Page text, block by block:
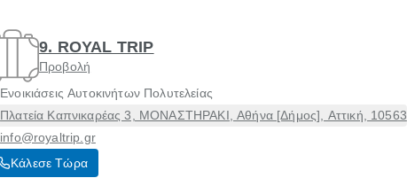
9. ROYAL TRIP
Προβολή
Ενοικιάσεις Αυτοκινήτων Πολυτελείας
Πλατεία Καπνικαρέας 3, ΜΟΝΑΣΤΗΡΑΚΙ, Αθήνα [Δήμος], Αττική, 10563
info@royaltrip.gr
Κάλεσε Τώρα